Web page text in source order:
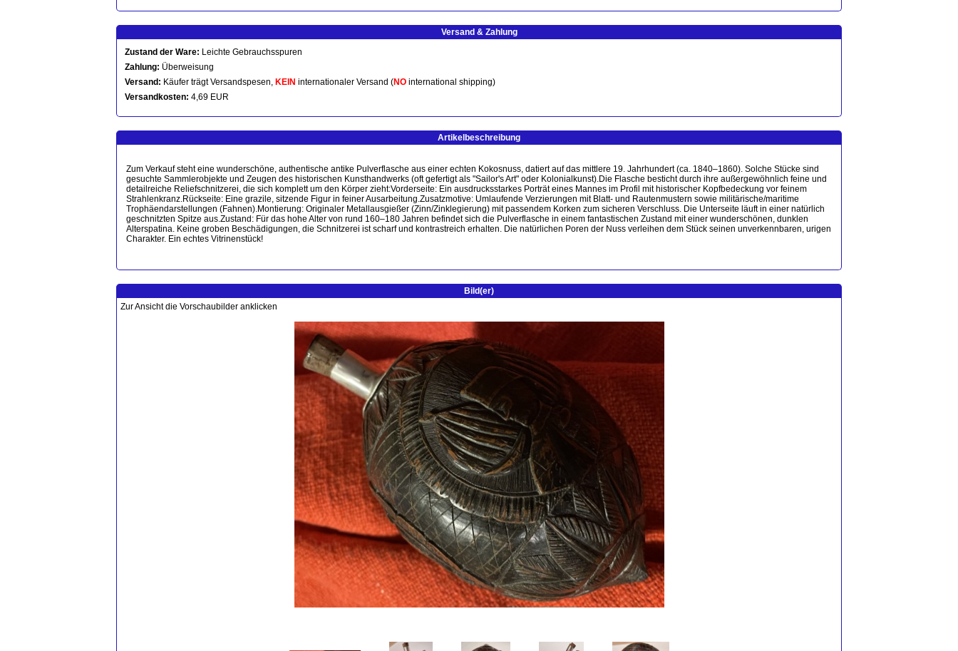
Versand & Zahlung
Zustand der Ware: Leichte Gebrauchsspuren
Zahlung: Überweisung
Versand: Käufer trägt Versandspesen, KEIN internationaler Versand (NO international shipping)
Versandkosten: 4,69 EUR
Artikelbeschreibung
Zum Verkauf steht eine wunderschöne, authentische antike Pulverflasche aus einer echten Kokosnuss, datiert auf das mittlere 19. Jahrhundert (ca. 1840–1860). Solche Stücke sind
gesuchte Sammlerobjekte und Zeugen des historischen Kunsthandwerks (oft gefertigt als "Sailor's Art" oder Kolonialkunst). ​Die Flasche besticht durch ihre außergewöhnlich feine und
detailreiche Reliefschnitzerei, die sich komplett um den Körper zieht: ​Vorderseite: Ein ausdrucksstarkes Porträt eines Mannes im Profil mit historischer Kopfbedeckung vor feinem
Strahlenkranz. ​Rückseite: Eine grazile, sitzende Figur in feiner Ausarbeitung. ​Zusatzmotive: Umlaufende Verzierungen mit Blatt- und Rautenmustern sowie militärische/maritime
Trophäendarstellungen (Fahnen). ​Montierung: Originaler Metallausgießer (Zinn/Zinklegierung) mit passendem Korken zum sicheren Verschluss. Die Unterseite läuft in einer natürlich
geschnitzten Spitze aus. ​Zustand: Für das hohe Alter von rund 160–180 Jahren befindet sich die Pulverflasche in einem fantastischen Zustand mit einer wunderschönen, dunklen
Alterspatina. Keine groben Beschädigungen, die Schnitzerei ist scharf und kontrastreich erhalten. Die natürlichen Poren der Nuss verleihen dem Stück seinen unverkennbaren, urigen
Charakter. Ein echtes Vitrinenstück!
Bild(er)
Zur Ansicht die Vorschaubilder anklicken